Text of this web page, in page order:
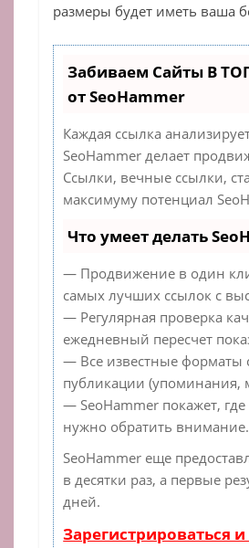
размеры будет иметь ваша
Забиваем Сайты В
от SeoHammer
Каждая ссылка
SeoHammer делает
Ссылки, вечные ссылки,
максимуму потенциал
Что умеет делать
— Продвижение в один
самых лучших ссылок с
— Регулярная проверка
ежедневный пересчет
— Все известные форматы
публикации (упоминания,
— SeoHammer покажет,
нужно обратить внимание.
SeoHammer еще
в десятки раз, а первые
дней.
Зарегистрироваться